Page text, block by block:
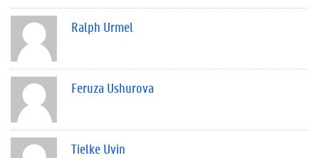
Ralph Urmel
Feruza Ushurova
Tielke Uvin